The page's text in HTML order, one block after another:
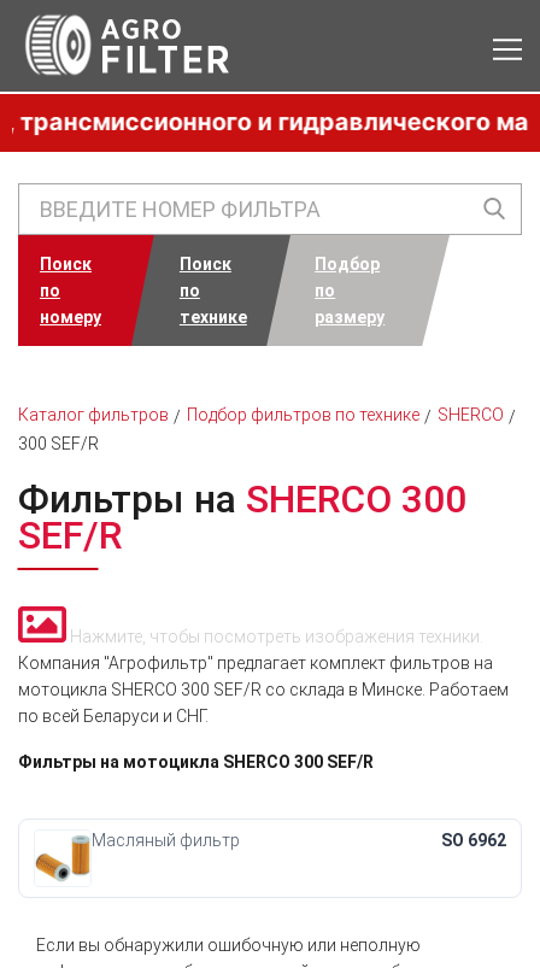
и гидравлического
Поиск
по
номеру
Поиск
по
технике
Подбор
по
размеру
Каталог фильтров Подбор фильтров по технике
SHERCO
300 SEF/R
Фильтры на SHERCO 300
SEF/R
Нажмите, чтобы посмотреть изображения техники.
Компания "Агрофильтр" предлагает комплект фильтров на
мотоцикла SHERCO 300 SEF/R со склада в Минске. Работаем
по всей Беларуси и СНГ.
Фильтры на мотоцикла SHERCO 300 SEF/R
Масляный фильтр SO 6962
Если вы обнаружили ошибочную или неполную